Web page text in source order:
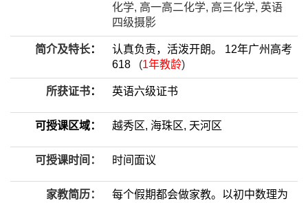
化学, 高一高二化学, 高三化学, 英语
四级摄影
简介及特长：
认真负责，活泼开朗。 12年广州高考
618 (1年教龄)
所获证书： 英语六级证书
可授课区域： 越秀区, 海珠区, 天河区
可授课时间： 时间面议
家教简历：
每个假期都会做家教。以初中数理为